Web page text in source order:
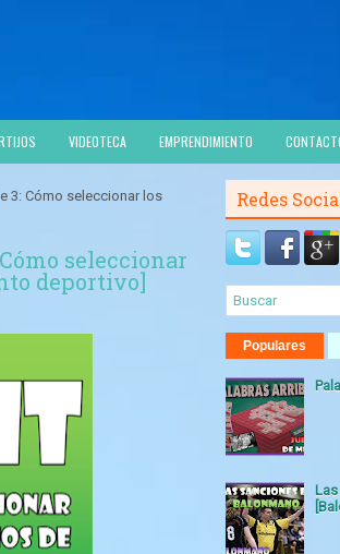
VIDEOTECA EMPRENDIMIENTO
3: Cómo seleccionar los
seleccionar
deportivo]
Redes
Populares